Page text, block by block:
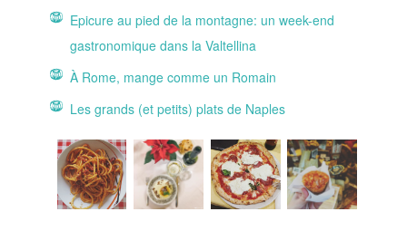
Epicure au pied de la montagne: un week-end
gastronomique dans la Valtellina
À Rome, mange comme un Romain
Les grands (et petits) plats de Naples